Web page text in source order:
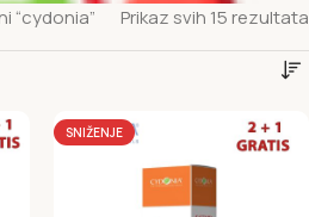
“cydonia” Prikaz svih 15 rezultata
SNIŽENJE